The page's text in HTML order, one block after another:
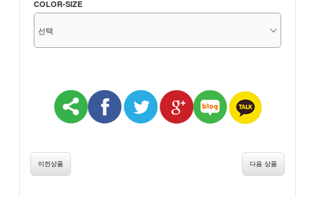
COLOR-SIZE
이전상품 다음 상품